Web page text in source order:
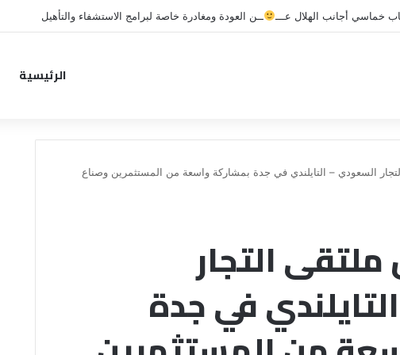
خماسي أجانب الهلال عـــ ــن العودة ومغادرة خاصة لبرامج الاستشفاء والتأهيل
الرئيسية
السعودي – التايلندي في جدة بمشاركة واسعة من المستثمرين وصناع
ملتقى التجار
في جدة